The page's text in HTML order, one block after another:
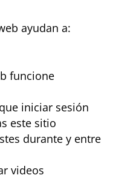
ayudan a:
funcione
iniciar sesión
este sitio
durante y entre
videos